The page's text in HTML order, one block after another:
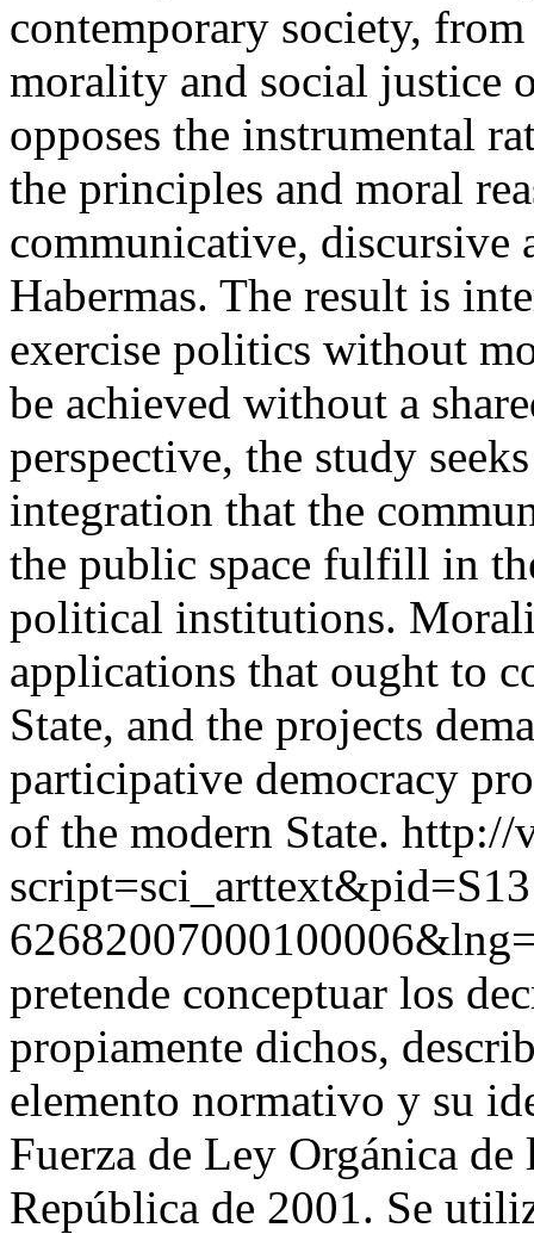
contemporary society,
morality and social
opposes the instrumental
the principles and moral
communicative, discursive
Habermas. The result is
exercise politics without
be achieved without a
perspective, the study
integration that the
the public space fulfill in
political institutions.
applications that ought to
State, and the projects
participative democracy
of the modern State. http://
pretende conceptuar los
propiamente dichos,
elemento normativo y su
Fuerza de Ley Orgánica
República de 2001. Se